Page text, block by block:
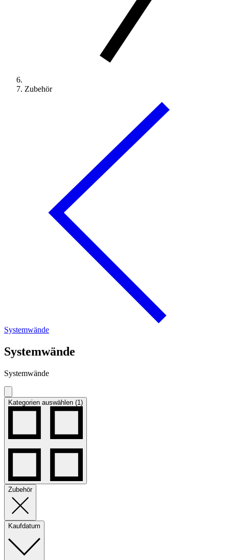
Zubehör
Systemwände
Systemwände
Systemwände
Kategorien auswählen (1)
Zubehör
Kaufdatum